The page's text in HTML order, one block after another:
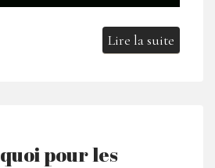
Lire la suite
pour les